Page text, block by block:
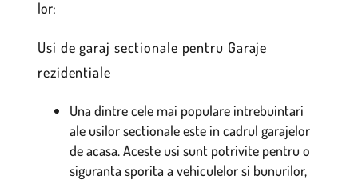
lor:
Usi de garaj sectionale pentru Garaje
rezidentiale
Una dintre cele mai populare intrebuintari
ale usilor sectionale este in cadrul garajelor
de acasa. Aceste usi sunt potrivite pentru o
siguranta sporita a vehiculelor si bunurilor,